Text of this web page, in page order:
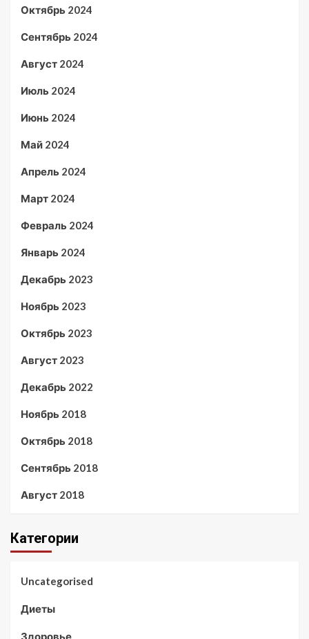
Октябрь 2024
Сентябрь 2024
Август 2024
Июль 2024
Июнь 2024
Май 2024
Апрель 2024
Март 2024
Февраль 2024
Январь 2024
Декабрь 2023
Ноябрь 2023
Октябрь 2023
Август 2023
Декабрь 2022
Ноябрь 2018
Октябрь 2018
Сентябрь 2018
Август 2018
Категории
Uncategorised
Диеты
Здоровье